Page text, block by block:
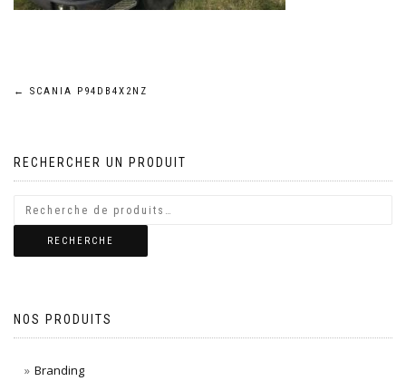
Navigation
l’article
← SCANIA P94DB4X2NZ
RECHERCHER UN PRODUIT
RECHERCHE
NOS PRODUITS
Branding